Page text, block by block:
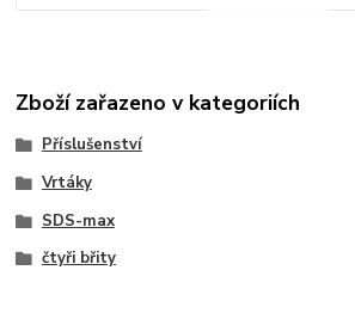
Zboží zařazeno v kategoriích
Příslušenství
Vrtáky
SDS-max
čtyři břity